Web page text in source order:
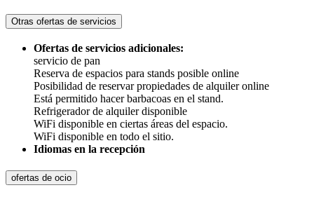
Otras ofertas de servicios
Ofertas de servicios adicionales:
servicio de pan
Reserva de espacios para stands posible online
Posibilidad de reservar propiedades de alquiler online
Está permitido hacer barbacoas en el stand.
Refrigerador de alquiler disponible
WiFi disponible en ciertas áreas del espacio.
WiFi disponible en todo el sitio.
Idiomas en la recepción
ofertas de ocio